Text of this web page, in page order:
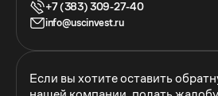
+7 (383) 309-27-40
info@uscinvest.ru
Если вы хотите оставить